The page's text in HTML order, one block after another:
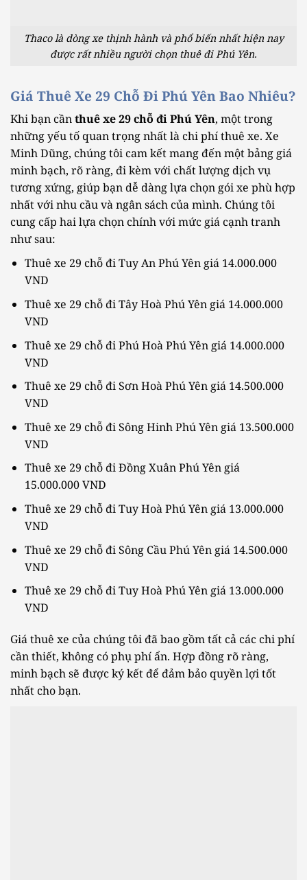
Thaco là dòng xe thịnh hành và phổ biến nhất hiện nay
được rất nhiều người chọn thuê đi Phú Yên.
Giá Thuê Xe 29 Chỗ Đi Phú Yên Bao Nhiêu?
Khi bạn cầnthuê xe 29 chỗ đi Phú Yên, một trong
những yếu tố quan trọng nhất là chi phí thuê xe. Xe
Minh Dũng, chúng tôi cam kết mang đến một bảng giá
minh bạch, rõ ràng, đi kèm với chất lượng dịch vụ
tương xứng, giúp bạn dễ dàng lựa chọn gói xe phù hợp
nhất với nhu cầu và ngân sách của mình. Chúng tôi
cung cấp hai lựa chọn chính với mức giá cạnh tranh
như sau:
Thuê xe 29 chỗ đi Tuy An Phú Yên giá 14.000.000
VND
Thuê xe 29 chỗ đi Tây Hoà Phú Yên giá 14.000.000
VND
Thuê xe 29 chỗ đi Phú Hoà Phú Yên giá 14.000.000
VND
Thuê xe 29 chỗ đi Sơn Hoà Phú Yên giá 14.500.000
VND
Thuê xe 29 chỗ đi Sông Hinh Phú Yên giá 13.500.000
VND
Thuê xe 29 chỗ đi Đồng Xuân Phú Yên giá
15.000.000 VND
Thuê xe 29 chỗ đi Tuy Hoà Phú Yên giá 13.000.000
VND
Thuê xe 29 chỗ đi Sông Cầu Phú Yên giá 14.500.000
VND
Thuê xe 29 chỗ đi Tuy Hoà Phú Yên giá 13.000.000
VND
Giá thuê xe của chúng tôi đã bao gồm tất cả các chi phí
cần thiết, không có phụ phí ẩn. Hợp đồng rõ ràng,
minh bạch sẽ được ký kết để đảm bảo quyền lợi tốt
nhất cho bạn.